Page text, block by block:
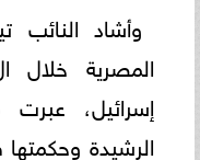
وأشاد
إسرائيل،
الرشيدة